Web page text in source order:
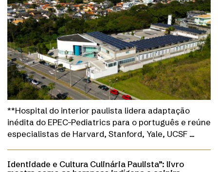
**Hospital do interior paulista lidera adaptação
inédita do EPEC-Pediatrics para o português e reúne
especialistas de Harvard, Stanford, Yale, UCSF …
Identidade e Cultura Culinária Paulista”: livro